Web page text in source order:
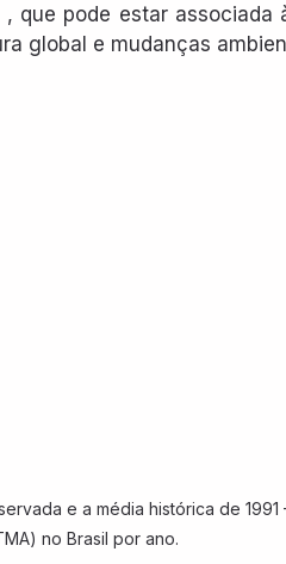
, que pode estar associada
global e mudanças
e a média histórica de 1991
no Brasil por ano.